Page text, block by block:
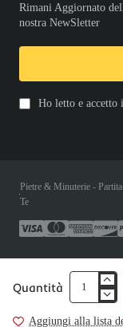
Quantità
Aggiungi alla lista
Rimani Aggiornato
nostra NewSletter
Ho letto e accetto
Pietre & Minuterie -
Te